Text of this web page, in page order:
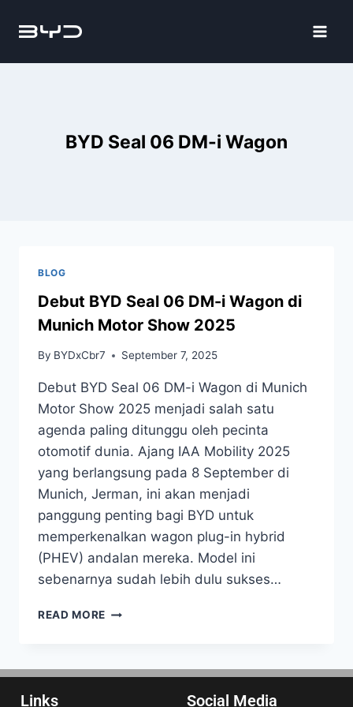
BYD Seal 06 DM-i Wagon
BLOG
Debut BYD Seal 06 DM-i Wagon di
Munich Motor Show 2025
By BYDxCbr7 September 7, 2025
Debut BYD Seal 06 DM-i Wagon di Munich
Motor Show 2025 menjadi salah satu
agenda paling ditunggu oleh pecinta
otomotif dunia. Ajang IAA Mobility 2025
yang berlangsung pada 8 September di
Munich, Jerman, ini akan menjadi
panggung penting bagi BYD untuk
memperkenalkan wagon plug-in hybrid
(PHEV) andalan mereka. Model ini
sebenarnya sudah lebih dulu sukses…
READ MORE
Links Social Media